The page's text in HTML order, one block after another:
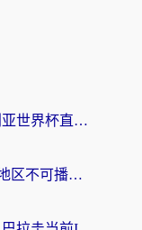
在国外怎么看美国 vs 澳大利亚世界杯直播？海外党必藏的中文解说观赛指南
在加拿大看抖音世界杯当前地区不可播放？海外党体育观赛终极指南